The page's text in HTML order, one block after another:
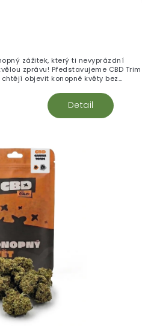
Detail
zážitek, který ti nevyprázdní
zprávu! Představujeme CBD Trim
objevit konopné květy bez